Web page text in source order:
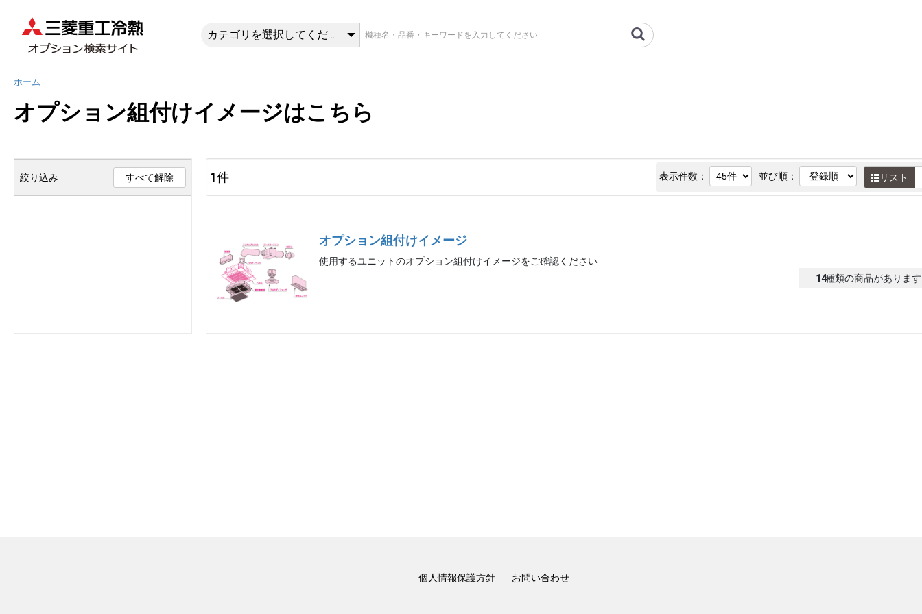
オプション組付けイメージはこちら | 三菱重工冷熱 オプション検索サ
カテゴリを選択してください
ホーム
オプション組付けイメージはこちら
絞り込み すべて解除 1件 表示件数： 並び順： リスト
オプション組付けイメージ
使用するユニットのオプション組付けイメージをご確認ください
14種類の商品があります
個人情報保護方針 お問い合わせ